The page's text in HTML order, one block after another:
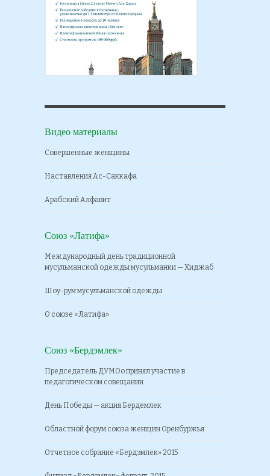
Видео материалы
Совершенные женщины
Наставления Ас-Саккафа
Арабский Алфавит
Союз «Латифа»
Международный день традиционной
мусульманской одежды мусульманки — Хиджаб
Шоу-рум мусульманской одежды
О союзе «Латифа»
Союз «Бердэмлек»
Председатель ДУМОо принял участие в
педагогическом совещании
День Победы — акция Бердемлек
Областной форум союза женщин Оренбуржья
Отчетное собрание «Бердэмлек» 2015